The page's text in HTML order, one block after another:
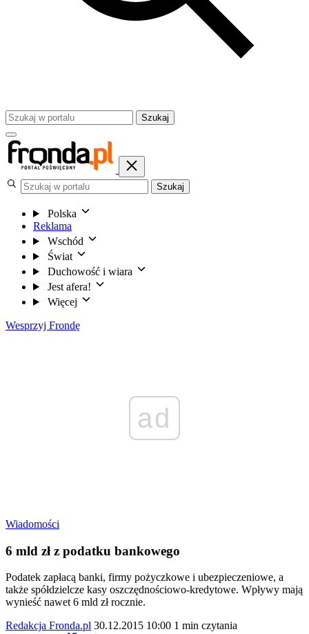
Szukaj
Szukaj
Polska
Reklama
Wschód
Świat
Duchowość i wiara
Jest afera!
Więcej
Wesprzyj Frondę
ad
Wiadomości
6 mld zł z podatku bankowego
Podatek zapłacą banki, firmy pożyczkowe i ubezpieczeniowe, a
także spółdzielcze kasy oszczędnościowo-kredytowe. Wpływy mają
wynieść nawet 6 mld zł rocznie.
Redakcja Fronda.pl 30.12.2015 10:00 1 min czytania